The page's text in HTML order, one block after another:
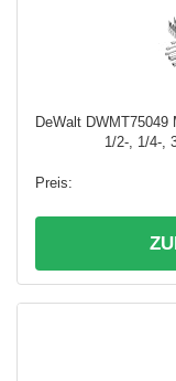
DeWalt DWMT75049
1/2-, 1/4-,